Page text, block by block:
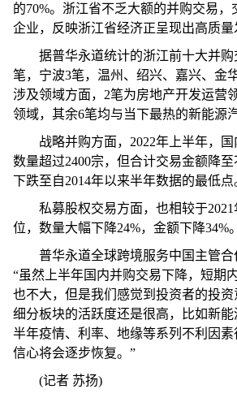
的70%。浙江省不乏大额的并购交易，
企业，反映浙江省经济正呈现出高质量
据普华永道统计的浙江前十大并
笔，宁波3笔，温州、绍兴、嘉兴、金
涉及领域方面，2笔为房地产开发运营
领域，其余6笔均与当下最热的新能源
战略并购方面，2022年上半年，
数量超过2400宗，但合计交易金额降
下跌至自2014年以来半年数据的最低点
私募股权交易方面，也相较于
位，数量大幅下降24%，金额下降34%。
普华永道全球跨境服务中国主管合
“虽然上半年国内并购交易下降，短期
也不大，但是我们感觉到投资者的投资
细分板块的活跃度还是很高，比如新
半年疫情、利率、地缘等系列不利因
信心将会逐步恢复。”
(记者 苏扬)